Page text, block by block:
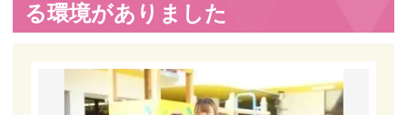
る環境がありました